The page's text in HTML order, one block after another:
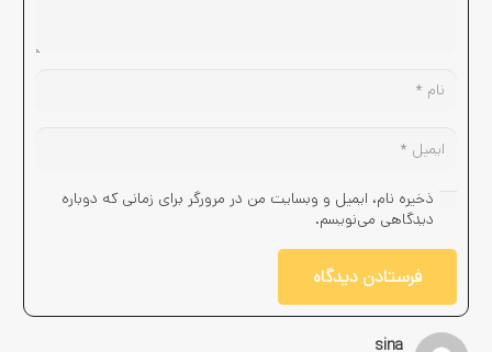
sina
ذخیره نام، ایمیل و وبسایت من در مرورگر برای زمانی که دوباره
دیدگاهی می‌نویسم.
فرستادن دیدگاه